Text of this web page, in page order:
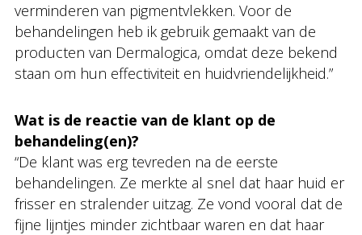
verminderen van pigmentvlekken. Voor de
behandelingen heb ik gebruik gemaakt van de
producten van Dermalogica, omdat deze bekend
staan om hun effectiviteit en huidvriendelijkheid.”
Wat is de reactie van de klant op de
behandeling(en)?
“De klant was erg tevreden na de eerste
behandelingen. Ze merkte al snel dat haar huid er
frisser en stralender uitzag. Ze vond vooral dat de
fijne lijntjes minder zichtbaar waren en dat haar